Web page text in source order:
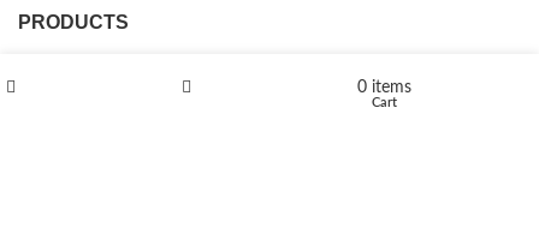
PRODUCTS
0 items
Cart